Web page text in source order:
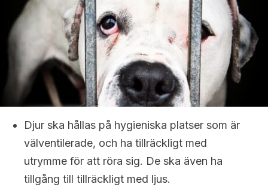
Djur ska hållas på hygieniska platser som är
välventilerade, och ha tillräckligt med
utrymme för att röra sig. De ska även ha
tillgång till tillräckligt med ljus.